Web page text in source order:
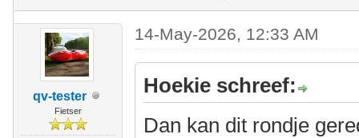
qv-tester
Fietser
14-May-2026, 12:33 AM
Hoekie schreef:
Dan kan dit rondje